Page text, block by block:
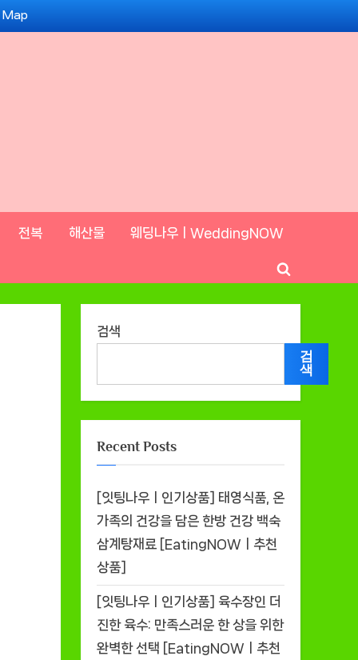
전복 해산물 웨딩나우ㅣWeddingNOW
Toggle
search
검색
검
색
Recent Posts
[잇팅나우ㅣ인기상품] 태영식품, 온
가족의 건강을 담은 한방 건강 백숙
삼계탕재료 [EatingNOWㅣ추천
상품]
[잇팅나우ㅣ인기상품] 육수장인 더
진한 육수: 만족스러운 한 상을 위한
완벽한 선택 [EatingNOWㅣ추천